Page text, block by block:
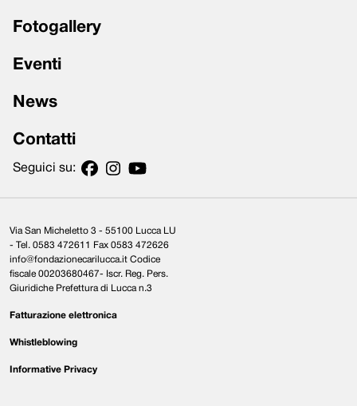
Fotogallery
Eventi
News
Contatti
Seguici su:
Via San Micheletto 3 - 55100 Lucca LU
- Tel. 0583 472611 Fax 0583 472626
info@fondazionecarilucca.it Codice
fiscale 00203680467- Iscr. Reg. Pers.
Giuridiche Prefettura di Lucca n.3
Fatturazione elettronica
Whistleblowing
Informative Privacy